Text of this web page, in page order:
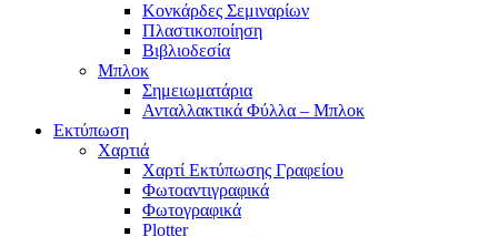
Κονκάρδες Σεμιναρίων
Πλαστικοποίηση
Βιβλιοδεσία
Μπλοκ
Σημειωματάρια
Ανταλλακτικά Φύλλα – Μπλοκ
Εκτύπωση
Χαρτιά
Χαρτί Εκτύπωσης Γραφείου
Φωτοαντιγραφικά
Φωτογραφικά
Plotter